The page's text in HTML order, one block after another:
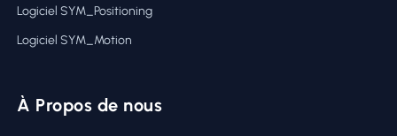
Logiciel SYM_Positioning
Logiciel SYM_Motion
À Propos de nous